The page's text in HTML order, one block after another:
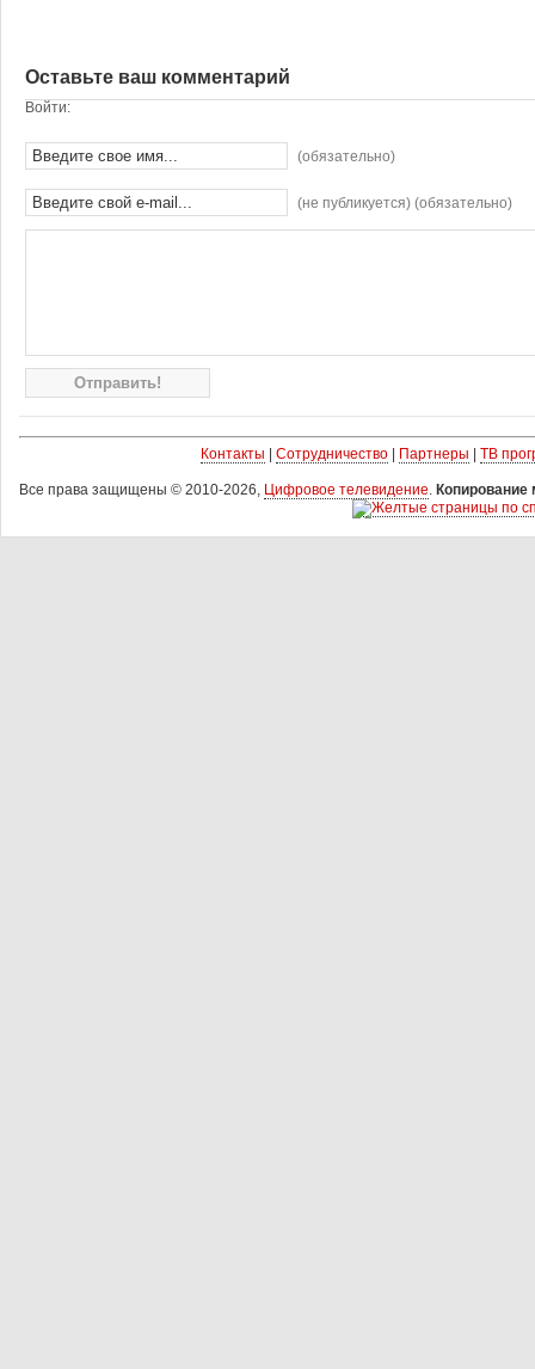
Оставьте ваш комментарий
Войти:
(обязательно)
(не публикуется) (обязательно)
Контакты Сотрудничество| Партнеры ТВ
Все права защищены © 2010-2026, Цифровое телевидение. Копирование